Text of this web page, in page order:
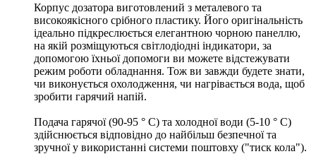
Корпус дозатора виготовлений з металевого та
високоякісного срібного пластику. Його оригінальність
ідеально підкреслюється елегантною чорною панеллю,
на якій розміщуються світлодіодні індикатори, за
допомогою їхньої допомоги ви можете відстежувати
режим роботи обладнання. Тож ви завжди будете знати,
чи виконується охолодження, чи нагрівається вода, щоб
зробити гарячий напій.
Подача гарячої (90-95 ° C) та холодної води (5-10 ° C)
здійснюється відповідно до найбільш безпечної та
зручної у використанні системи поштовху ("тиск кола").